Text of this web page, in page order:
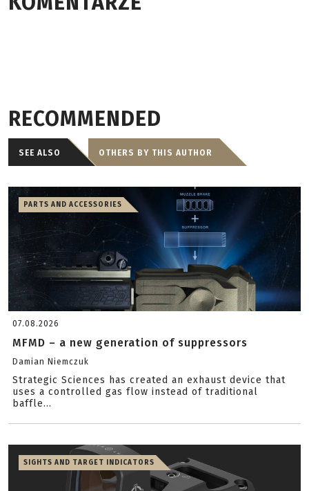
RECOMMENDED
SEE ALSO OTHERS BY THIS AUTHOR
PARTS AND ACCESSORIES
07.08.2026
MFMD – a new generation of suppressors
Damian Niemczuk
Strategic Sciences has created an exhaust device that
uses a controlled gas flow instead of traditional
baffle...
SIGHTS AND TARGET INDICATORS